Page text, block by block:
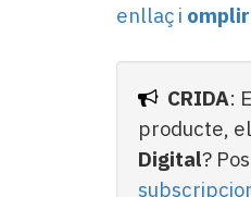
enllaç i
CRIDA:
producte,
Digital?